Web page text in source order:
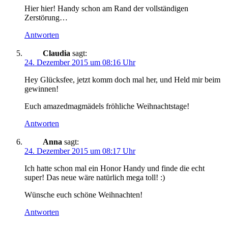
Hier hier! Handy schon am Rand der vollständigen
Zerstörung…
Antworten
Claudia sagt:
24. Dezember 2015 um 08:16 Uhr
Hey Glücksfee, jetzt komm doch mal her, und Held mir beim
gewinnen!
Euch amazedmagmädels fröhliche Weihnachtstage!
Antworten
Anna sagt:
24. Dezember 2015 um 08:17 Uhr
Ich hatte schon mal ein Honor Handy und finde die echt
super! Das neue wäre natürlich mega toll! :)
Wünsche euch schöne Weihnachten!
Antworten